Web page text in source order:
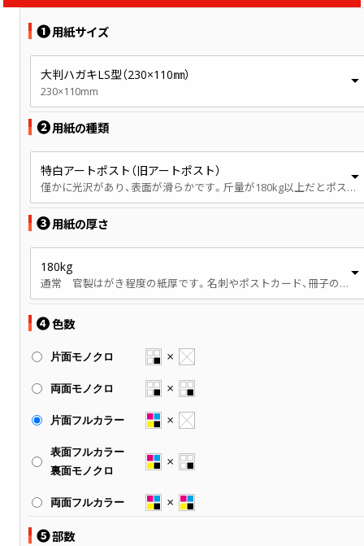
❶用紙サイズ
大判ハガキLS型（230×110㎜）
230×110mm
❷用紙の種類
特白アートポスト（旧アートポスト）
僅かに光沢があり、表面が滑らかです。斤量が180kg以上だとポストカード製作でご注文が多い用紙です。
❸用紙の厚さ
180kg
通常 官製はがき程度の紙厚です。名刺やポストカード、冊子の表紙などで使用されます。
❹色数
片面モノクロ
両面モノクロ
片面フルカラー
表面フルカラー
裏面モノクロ
両面フルカラー
❺部数